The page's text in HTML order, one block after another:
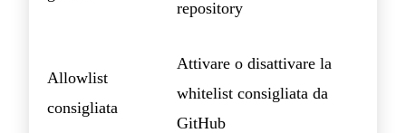
repository
Allowlist
consigliata
Attivare o disattivare la
whitelist consigliata da
GitHub